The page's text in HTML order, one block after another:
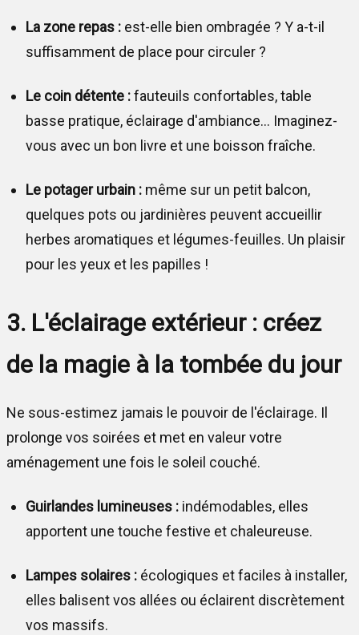
La zone repas : est-elle bien ombragée ? Y a-t-il
suffisamment de place pour circuler ?
Le coin détente :fauteuils confortables, table
basse pratique, éclairage d'ambiance... Imaginez-
vous avec un bon livre et une boisson fraîche.
Le potager urbain : même sur un petit balcon,
quelques pots ou jardinières peuvent accueillir
herbes aromatiques et légumes-feuilles. Un plaisir
pour les yeux et les papilles !
3. L'éclairage extérieur : créez
de la magie à la tombée du jour
Ne sous-estimez jamais le pouvoir de l'éclairage. Il
prolonge vos soirées et met en valeur votre
aménagement une fois le soleil couché.
Guirlandes lumineuses : indémodables, elles
apportent une touche festive et chaleureuse.
Lampes solaires : écologiques et faciles à installer,
elles balisent vos allées ou éclairent discrètement
vos massifs.